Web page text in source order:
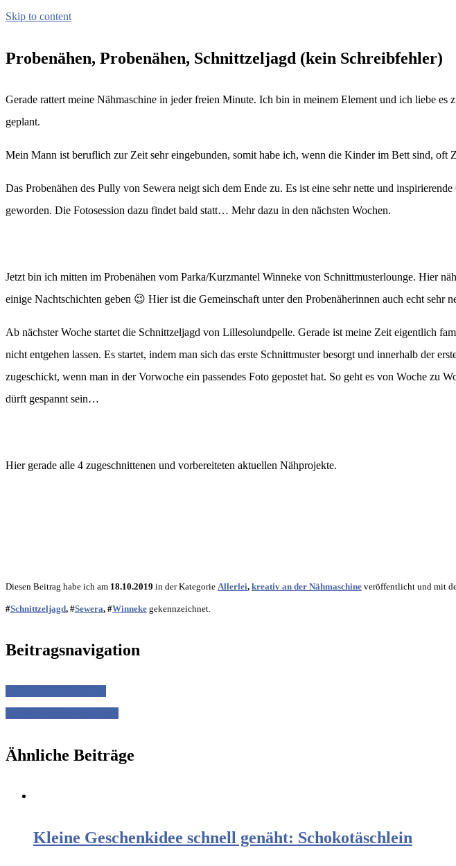
Skip to content
kreativimalltag.de
KIA – kreativ im Alltag
Probenähen, Probenähen, Schnittzeljagd (kein Schreibfehler)
Gerade rattert meine Nähmaschine in jeder freien Minute. Ich bin in meinem Element und ich liebe
geplant.
Mein Mann ist beruflich zur Zeit sehr eingebunden, somit habe ich, wenn die Kinder im Bett sind, oft
Das Probenähen des Pully von Sewera neigt sich dem Ende zu. Es ist eine sehr nette und
geworden. Die Fotosession dazu findet bald statt… Mehr dazu in den nächsten Wochen.
Jetzt bin ich mitten im Probenähen vom Parka/Kurzmantel Winneke von Schnittmusterlounge. Hier
einige Nachtschichten geben 😉 Hier ist die Gemeinschaft unter den Probenäherinnen auch echt sehr
Ab nächster Woche startet die Schnittzeljagd von Lillesolundpelle. Gerade ist meine Zeit eigentlich
nicht entgehen lassen. Es startet, indem man sich das erste Schnittmuster besorgt und innerhalb der
zugeschickt, wenn man in der Vorwoche ein passendes Foto gepostet hat. So geht es von Woche zu
dürft gespannt sein…
Hier gerade alle 4 zugeschnittenen und vorbereiteten aktuellen Nähprojekte.
Diesen Beitrag habe ich am 18.10.2019 in der Kategorie Allerlei, kreativ an der Nähmaschine veröffentlicht und mit
#Schnittzeljagd, #Sewera, #Winneke gekennzeichnet.
Beitragsnavigation
Ähnliche Beiträge
Kleine Geschenkidee schnell genäht: Schokotäschlein